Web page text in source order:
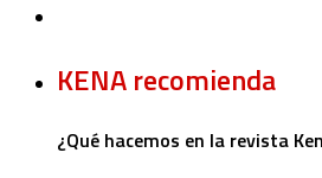
KENA recomienda
¿Qué hacemos en la revista